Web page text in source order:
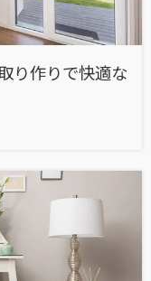
り作りで快適な